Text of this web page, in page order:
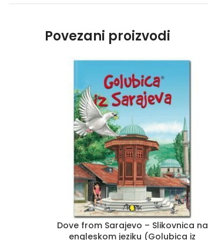
Povezani proizvodi
Dove from Sarajevo – Slikovnica na
engleskom jeziku (Golubica iz